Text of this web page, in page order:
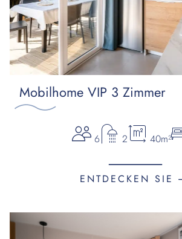
Mobilhome VIP 3 Zimmer
6 2 40m²
ENTDECKEN SIE